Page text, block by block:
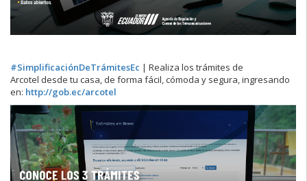
#SimplificaciónDeTrámitesEc | Realiza los trámites de
Arcotel desde tu casa, de forma fácil, cómoda y segura, ingresando
en: http://gob.ec/arcotel